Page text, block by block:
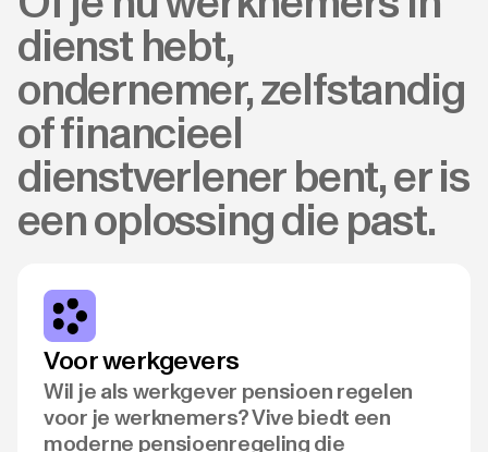
dienst hebt,
ondernemer, zelfstandig
of financieel
dienstverlener bent, er is
een oplossing die past.
Voor werkgevers
Wil je als werkgever pensioen regelen
voor je werknemers? Vive biedt een
moderne pensioenregeling die